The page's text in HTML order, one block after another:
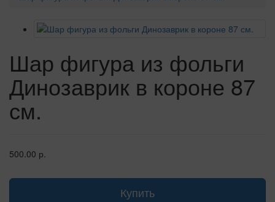
Шар фигура из фольги
Динозаврик в короне 87
см.
500.00 р.
Купить